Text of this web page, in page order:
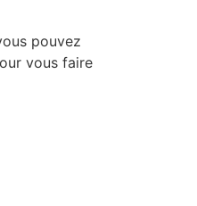
pouvez
vous faire